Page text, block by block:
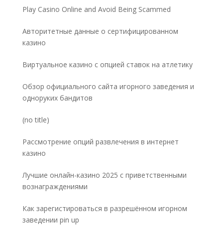
Play Casino Online and Avoid Being Scammed
Авторитетные данные о сертифицированном
казино
Виртуальное казино с опцией ставок на атлетику
Обзор официального сайта игорного заведения и
одноруких бандитов
(no title)Post
Рассмотрение опций развлечения в интернет
казино
Лучшие онлайн-казино 2025 с приветственными
вознаграждениями
Как зарегистироваться в разрешённом игорном
заведении pin up